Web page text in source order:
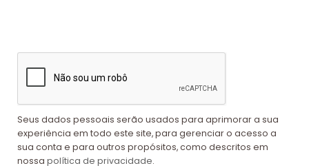
Seus dados pessoais serão usados para aprimorar a sua
experiência em todo este site, para gerenciar o acesso a
sua conta e para outros propósitos, como descritos em
nossa política de privacidade.